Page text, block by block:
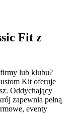
Fit z
lub klubu?
Kit oferuje
Oddychający
zapewnia pełną
eventy